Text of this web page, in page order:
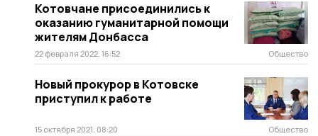
Котовчане присоединились к
оказанию гуманитарной помощи
жителям Донбасса
22 февраля 2022, 16:52 Общество
Новый прокурор в Котовске
приступил к работе
15 октября 2021, 08:20 Общество